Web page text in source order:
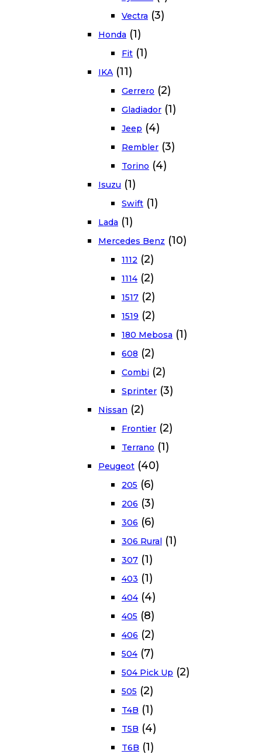
Vectra (3)
Honda (1)
Fit (1)
IKA (11)
Gerrero (2)
Gladiador (1)
Jeep (4)
Rembler (3)
Torino (4)
Isuzu (1)
Swift (1)
Lada (1)
Mercedes Benz (10)
1112 (2)
1114 (2)
1517 (2)
1519 (2)
180 Mebosa (1)
608 (2)
Combi (2)
Sprinter (3)
Nissan (2)
Frontier (2)
Terrano (1)
Peugeot (40)
205 (6)
206 (3)
306 (6)
306 Rural (1)
307 (1)
403 (1)
404 (4)
405 (8)
406 (2)
504 (7)
504 Pick Up (2)
505 (2)
T4B (1)
T5B (4)
T6B (1)